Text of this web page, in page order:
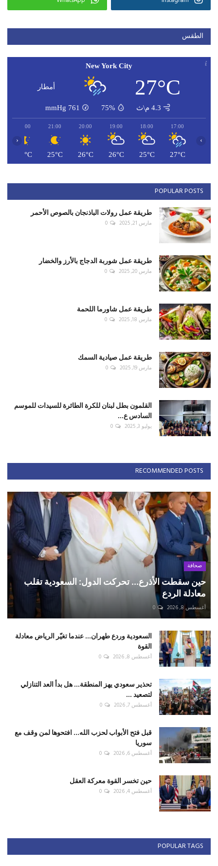
الطقس
New York City
27°C أمطار
4.3 م\ث 75%
761
mmHg
17:00
27°C
18:00
25°C
19:00
26°C
20:00
26°C
21:00
25°C
22:00
25°C
‹ ›
POPULAR POSTS
طريقة عمل رولات الباذنجان بالصوص الأحمر
مارس 21, 2025 0
طريقة عمل شوربة الدجاج بالأرز والخضار
مارس 20, 2025 0
طريقة عمل شاورما اللحمة
مارس 18, 2025 0
طريقة عمل صيادية السمك
مارس 19, 2025 0
القلمون بطل لبنان للكرة الطائرة للسيدات للموسم
السادس ع...
يوليو 3, 2025 0
RECOMMENDED POSTS
صحافة
حين سقطت الأذرع... تحركت الدول: السعودية تقلب
معادلة الردع
أغسطس 8, 2026 0
السعودية وردع طهران... عندما تغيّر الرياض معادلة
القوة
أغسطس 8, 2026 0
تحذير سعودي يهز المنطقة... هل بدأ العد التنازلي
لتصعيد ...
أغسطس 7, 2026 0
قبل فتح الأبواب لحزب الله... افتحوها لمن وقف مع
سوريا
أغسطس 6, 2026 0
حين تخسر القوة معركة العقل
أغسطس 4, 2026 0
POPULAR TAGS